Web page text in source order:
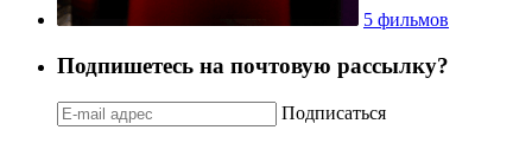
5 фильмов
Подпишетесь на почтовую рассылку?
Подписаться